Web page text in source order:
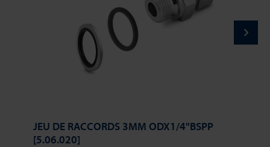
JEU DE RACCORDS 3MM ODX1/4"BSPP
[5.06.020]